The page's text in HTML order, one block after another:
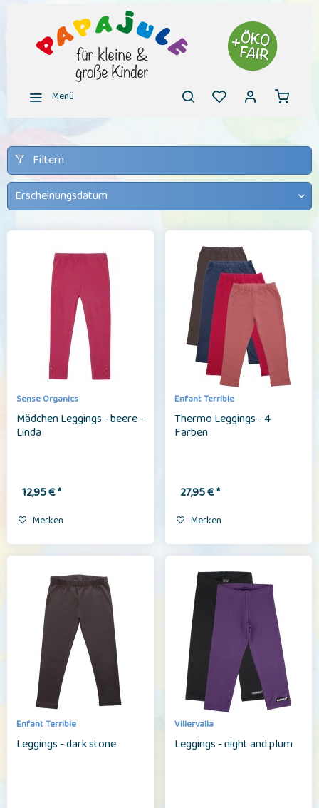
Menü
Filtern
Sense Organics
Mädchen Leggings - beere -
Linda
12,95 € *
Merken
Enfant Terrible
Thermo Leggings - 4
Farben
27,95 € *
Merken
Enfant Terrible
Leggings - dark stone
Villervalla
Leggings - night and plum